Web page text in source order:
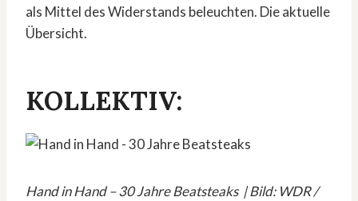
als Mittel des Widerstands beleuchten. Die aktuelle
Übersicht.
KOLLEKTIV:
Hand in Hand – 30 Jahre Beatsteaks | Bild: WDR /